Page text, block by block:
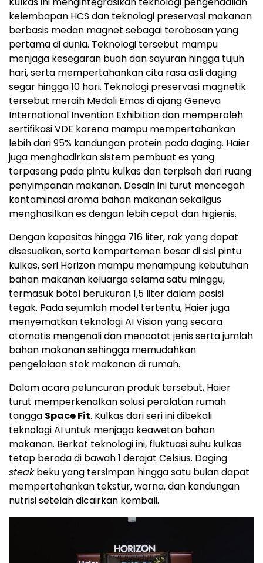
kelembapan HCS dan teknologi preservasi makanan
berbasis medan magnet sebagai terobosan yang
pertama di dunia. Teknologi tersebut mampu
menjaga kesegaran buah dan sayuran hingga tujuh
hari, serta mempertahankan cita rasa asli daging
segar hingga 10 hari. Teknologi preservasi magnetik
tersebut meraih Medali Emas di ajang Geneva
International Invention Exhibition dan memperoleh
sertifikasi VDE karena mampu mempertahankan
lebih dari 95% kandungan protein pada daging. Haier
juga menghadirkan sistem pembuat es yang
terpasang pada pintu kulkas dan terpisah dari ruang
penyimpanan makanan. Desain ini turut mencegah
kontaminasi aroma bahan makanan sekaligus
menghasilkan es dengan lebih cepat dan higienis.
Dengan kapasitas hingga 716 liter, rak yang dapat
disesuaikan, serta kompartemen besar di sisi pintu
kulkas, seri Horizon mampu menampung kebutuhan
bahan makanan keluarga selama satu minggu,
termasuk botol berukuran 1,5 liter dalam posisi
tegak. Pada sejumlah model tertentu, Haier juga
menyematkan teknologi AI Vision yang secara
otomatis mengenali dan mencatat jenis serta jumlah
bahan makanan sehingga memudahkan
pengelolaan stok makanan di rumah.
Dalam acara peluncuran produk tersebut, Haier
turut memperkenalkan solusi peralatan rumah
tangga Space Fit. Kulkas dari seri ini dibekali
teknologi AI untuk menjaga keawetan bahan
makanan. Berkat teknologi ini, fluktuasi suhu kulkas
tetap berada di bawah 1 derajat Celsius. Daging
steakbeku yang tersimpan hingga satu bulan dapat
mempertahankan tekstur, warna, dan kandungan
nutrisi setelah dicairkan kembali.